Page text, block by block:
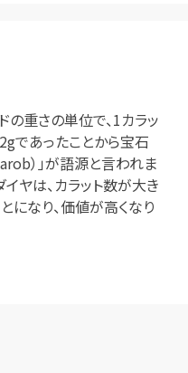
の重さの単位で、1カラッ
であったことから宝石
）」が語源と言われま
ヤは、カラット数が大き
になり、価値が高くなり